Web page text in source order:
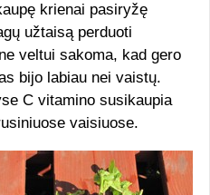
krienai pasiryžę
užtaisą perduoti
veltui sakoma, kad gero
bijo labiau nei vaistų.
C vitamino susikaupia
vaisiuose.